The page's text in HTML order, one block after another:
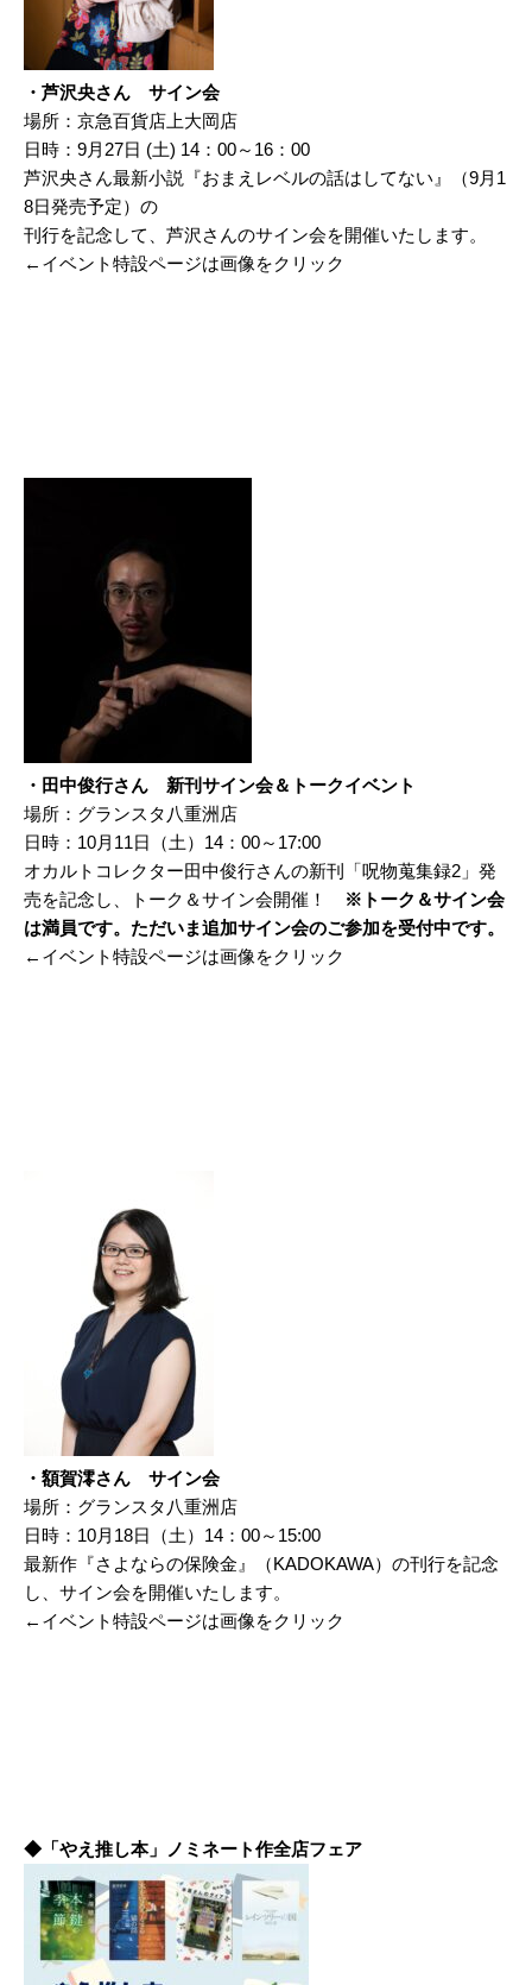
・ 芦沢央さん サイン会
場所：京急百貨店上大岡店
日時：9月27日 (土) 14：00～16：00
芦沢央さん最新小説『おまえレベルの話はしてない』（9月1
8日発売予定）の
刊行を記念して、芦沢さんのサイン会を開催いたします。
←イベント特設ページは画像をクリック
・田中俊行さん 新刊サイン会＆トークイベント
場所：グランスタ八重洲店
日時：10月11日（土）14：00～17:00
オカルトコレクター田中俊行さんの新刊「呪物蒐集録2」発
売を記念し、トーク＆サイン会開催！
※トーク＆サイン会
は満員です。ただいま追加サイン会のご参加を受付中です。
←イベント特設ページは画像をクリック
・額賀澪さん サイン会
場所：グランスタ八重洲店
日時：10月18日（土）14：00～15:00
最新作『さよならの保険金』（KADOKAWA）の刊行を記念
し、サイン会を開催いたします。
←イベント特設ページは画像をクリック
◆「やえ推し本」ノミネート作全店フェア